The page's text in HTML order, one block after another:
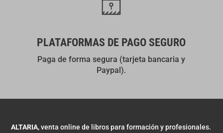
PLATAFORMAS DE PAGO SEGURO
Paga de forma segura (tarjeta bancaria y
Paypal).
ALTARIA, venta online de libros para formación y profesionales.